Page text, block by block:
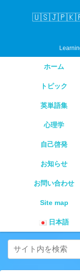
🇺🇸🇯🇵🇰🇷
ホーム
トピック
英単語集
心理学
自己啓発
お知らせ
お問い合わせ
Site map
日本語